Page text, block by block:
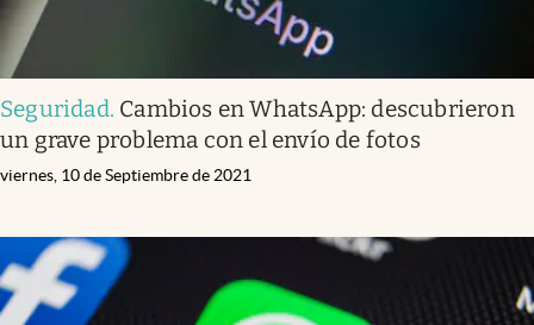
Seguridad. Cambios en WhatsApp: descubrieron
un grave problema con el envío de fotos
viernes, 10 de Septiembre de 2021